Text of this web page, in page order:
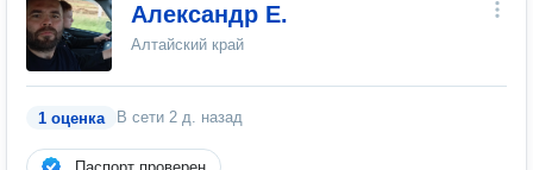
Александр Е.
Алтайский край
1 оценка В сети 2 д. назад